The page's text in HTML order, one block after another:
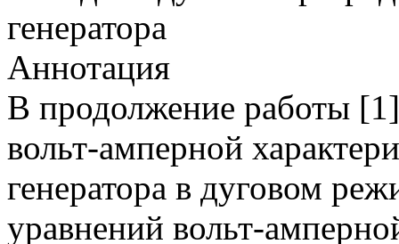
генератора
Аннотация
В продолжение работы
вольт-амперной
генератора в дуговом
уравнений вольт-